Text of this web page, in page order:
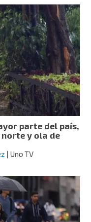
parte del país,
y ola de
| Uno TV